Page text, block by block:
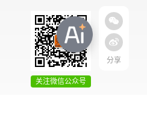
分享
关注微信公众号